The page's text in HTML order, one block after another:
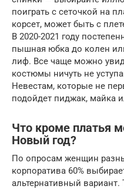
поиграть с сеточкой на
корсет, может быть с
В 2020-2021 году
пышная юбка до колен
лиф. Все чаще можно
костюмы ничуть не
Невестам, которые не
подойдет пиджак, майка
Что кроме платья
Новый год?
По опросам женщин
корпоратива 60%
альтернативный